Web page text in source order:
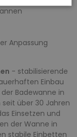
Anpassung
- stabilisierende
Einbau
Badewanne in
über 30 Jahren
Einsetzen und
der Wanne in
stabile Einbetten